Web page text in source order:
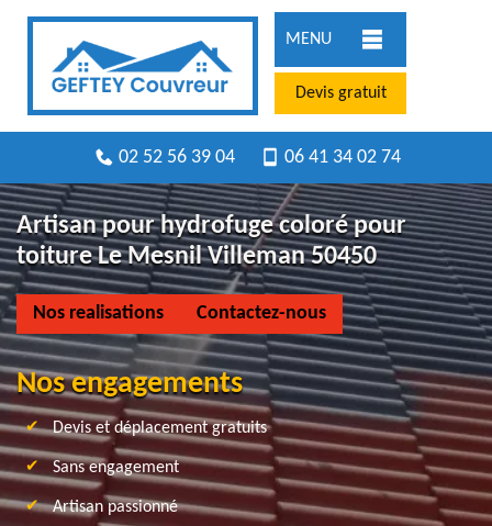
MENU
Devis gratuit
02 52 56 39 04 06 41 34 02 74
Artisan pour hydrofuge coloré pour
toiture Le Mesnil Villeman 50450
Nos realisations Contactez-nous
Nos engagements
Devis et déplacement gratuits
Sans engagement
Artisan passionné